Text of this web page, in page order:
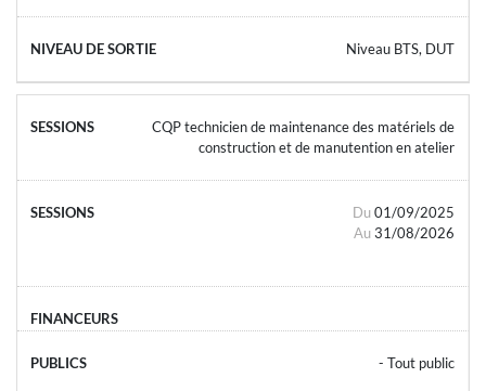
Niveau BTS, DUT
CQP technicien de maintenance des matériels de
construction et de manutention en atelier
Du 01/09/2025
Au 31/08/2026
- Tout public